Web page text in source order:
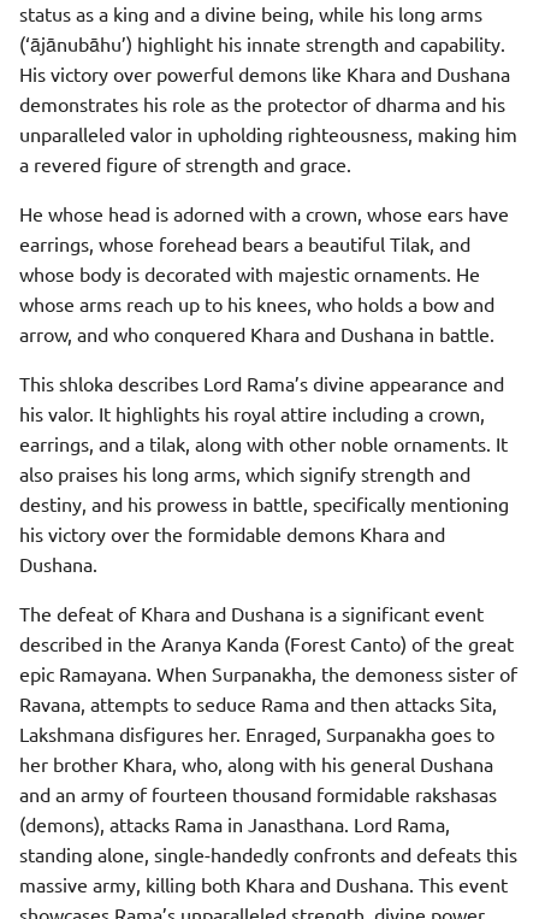
status as a king and a divine being, while his long arms
(‘ājānubāhu’) highlight his innate strength and capability.
His victory over powerful demons like Khara and Dushana
demonstrates his role as the protector of dharma and his
unparalleled valor in upholding righteousness, making him
a revered figure of strength and grace.
He whose head is adorned with a crown, whose ears have
earrings, whose forehead bears a beautiful Tilak, and
whose body is decorated with majestic ornaments. He
whose arms reach up to his knees, who holds a bow and
arrow, and who conquered Khara and Dushana in battle.
This shloka describes Lord Rama’s divine appearance and
his valor. It highlights his royal attire including a crown,
earrings, and a tilak, along with other noble ornaments. It
also praises his long arms, which signify strength and
destiny, and his prowess in battle, specifically mentioning
his victory over the formidable demons Khara and
Dushana.
The defeat of Khara and Dushana is a significant event
described in the Aranya Kanda (Forest Canto) of the great
epic Ramayana. When Surpanakha, the demoness sister of
Ravana, attempts to seduce Rama and then attacks Sita,
Lakshmana disfigures her. Enraged, Surpanakha goes to
her brother Khara, who, along with his general Dushana
and an army of fourteen thousand formidable rakshasas
(demons), attacks Rama in Janasthana. Lord Rama,
standing alone, single-handedly confronts and defeats this
massive army, killing both Khara and Dushana. This event
showcases Rama’s unparalleled strength, divine power,